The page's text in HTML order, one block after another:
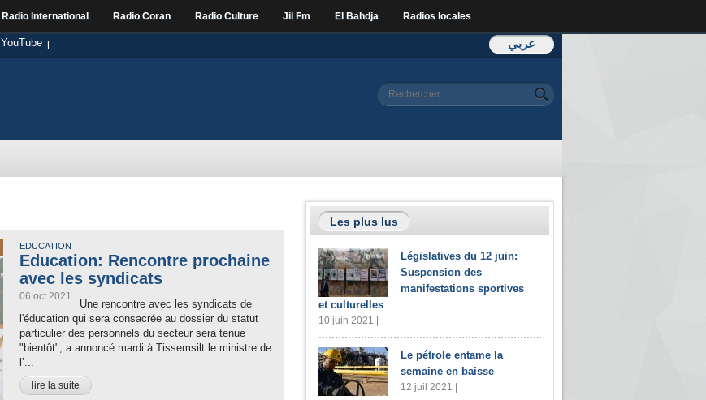
Radio International Radio Coran Radio Culture Jil Fm El Bahdja Radios locales
عربي YouTube
Formulaire de
Rechercher
EDUCATION
Education: Rencontre prochaine
avec les syndicats
06 oct 2021
Une rencontre avec les syndicats de
l'éducation qui sera consacrée au dossier du statut
particulier des personnels du secteur sera tenue
"bientôt", a annoncé mardi à Tissemsilt le ministre de
l’...
lire la suite
Les plus lus
Législatives du 12 juin:
Suspension des
manifestations sportives
et culturelles
10 juin 2021 |
Le pétrole entame la
semaine en baisse
12 juil 2021 |